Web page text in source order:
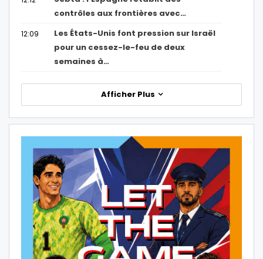
contrôles aux frontières avec…
12:09
Les États-Unis font pression sur Israël
pour un cessez-le-feu de deux
semaines à…
Afficher Plus